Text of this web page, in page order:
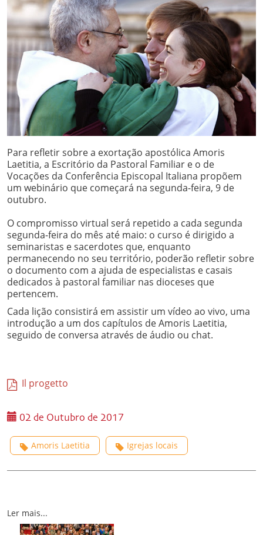
Para refletir sobre a exortação apostólica Amoris
Laetitia, a Escritório da Pastoral Familiar e o de
Vocações da Conferência Episcopal Italiana propõem
um webinário que começará na segunda-feira, 9 de
outubro.
O compromisso virtual será repetido a cada segunda
segunda-feira do mês até maio: o curso é dirigido a
seminaristas e sacerdotes que, enquanto
permanecendo no seu território, poderão refletir sobre
o documento com a ajuda de especialistas e casais
dedicados à pastoral familiar nas dioceses que
pertencem.
Cada lição consistirá em assistir um vídeo ao vivo, uma
introdução a um dos capítulos de Amoris Laetitia,
seguido de conversa através de áudio ou chat.
Il progetto
02 de Outubro de 2017
Amoris Laetitia Igrejas locais
Ler mais...